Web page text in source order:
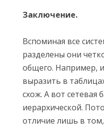
Заключение.
Вспоминая все
разделены они
общего. Например,
выразить в
схож. А вот сетевая
иерархической.
отличие лишь в